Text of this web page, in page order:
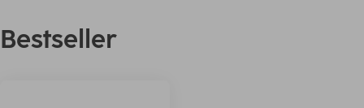
Bestseller